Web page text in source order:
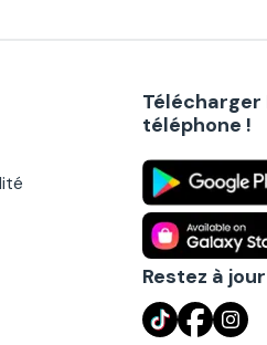
téléphone !
Restez à